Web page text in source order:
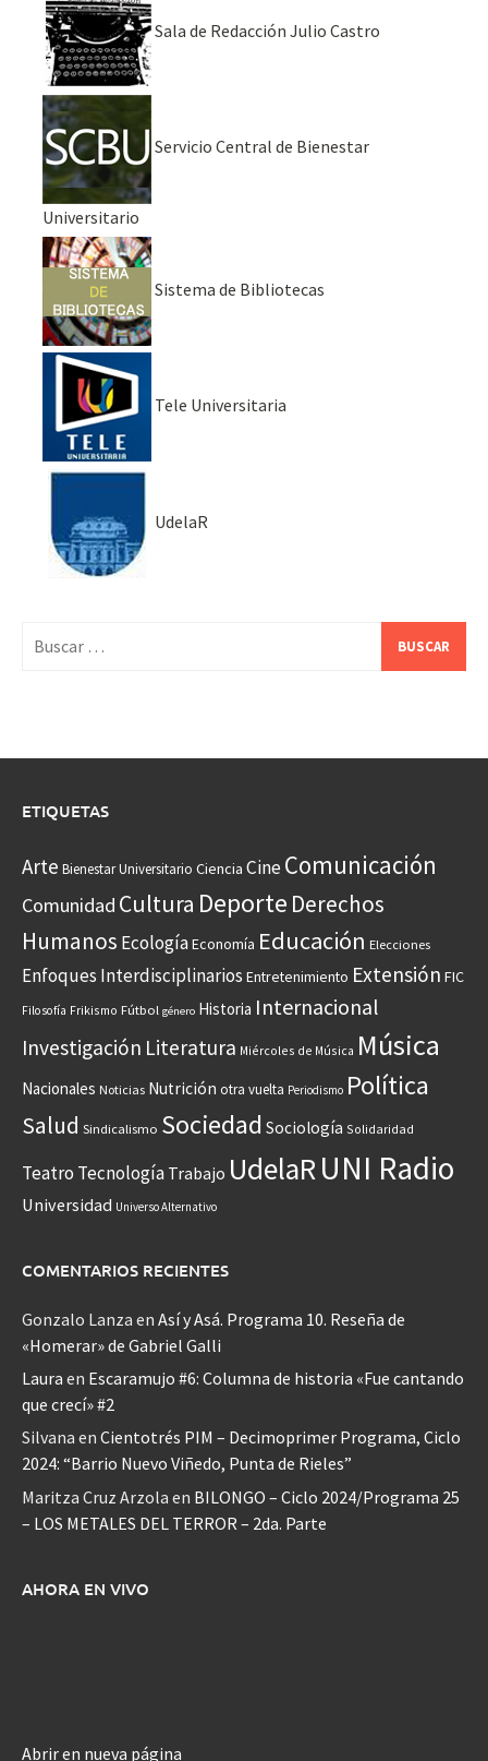
Sala de Redacción Julio Castro
Servicio Central de Bienestar
Universitario
Sistema de Bibliotecas
Tele Universitaria
UdelaR
ETIQUETAS
Arte Bienestar Universitario Ciencia CineComunicación
Comunidad Cultura Deporte Derechos
Humanos EcologíaEconomía Educación Elecciones
Enfoques Interdisciplinarios Entretenimiento Extensión FIC
Filosofía Frikismo Fútbol género Historia Internacional
Investigación Literatura Miércoles de Música Música
Nacionales Noticias Nutrición otra vuelta Periodismo Política
Salud Sindicalismo Sociedad Sociología Solidaridad
Teatro Tecnología Trabajo UdelaR UNI Radio
Universidad Universo Alternativo
COMENTARIOS RECIENTES
Gonzalo Lanza en Así y Asá. Programa 10. Reseña de
«Homerar» de Gabriel Galli
Laura en Escaramujo #6: Columna de historia «Fue cantando
que crecí» #2
Silvana en Cientotrés PIM – Decimoprimer Programa, Ciclo
2024: “Barrio Nuevo Viñedo, Punta de Rieles”
Maritza Cruz Arzola en BILONGO – Ciclo 2024/Programa 25
– LOS METALES DEL TERROR – 2da. Parte
AHORA EN VIVO
Abrir en nueva página